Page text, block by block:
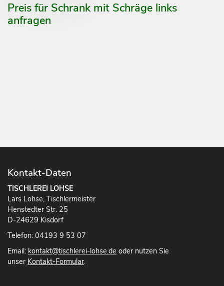
Preis für Schrank mit Schräge links
anfragen
Kontakt-Daten
TISCHLEREI LOHSE
Lars Lohse, Tischlermeister
Henstedter Str. 25
D-24629 Kisdorf
Telefon: 04193 9 53 07
Email: kontakt@tischlerei-lohse.de oder nutzen Sie
unser Kontakt-Formular.